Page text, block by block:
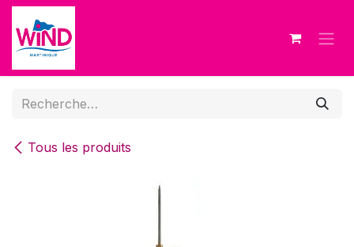
Se rendre au contenu
Tous les produits